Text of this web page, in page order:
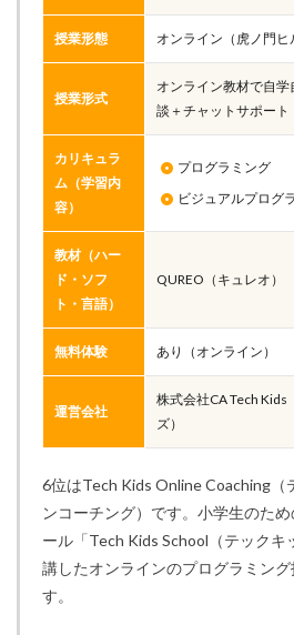
授業形態 オンライン（虎ノ門ヒ
授業形式
オンライン教材で自
談＋チャットサポート
カリキュラ
ム（学習内
容）
プログラミング
ビジュアルプログ
教材（ハー
ド・ソフ
ト・言語）
QUREO（キュレオ）
無料体験 あり（オンライン）
運営会社
株式会社CA Tech Kids
ズ）
6位はTech Kids Online Coaching（
ンコーチング）です。小学生のた
ール「Tech Kids School（テックキ
講したオンラインのプログラミン
す。